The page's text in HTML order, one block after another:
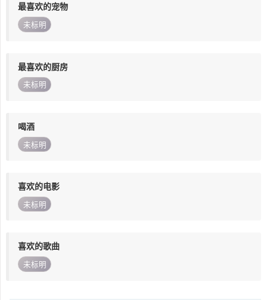
最喜欢的宠物
未标明
最喜欢的厨房
未标明
喝酒
未标明
喜欢的电影
未标明
喜欢的歌曲
未标明